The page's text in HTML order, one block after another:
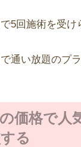
5回施術を受け
通い放題のプラ
価格で人
る